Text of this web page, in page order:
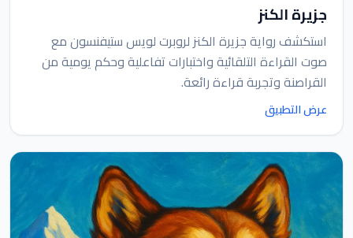
جزيرة الكنز
استكشف رواية جزيرة الكنز لروبرت لويس ستيفنسون مع
صوت القراءة التلقائية واختبارات تفاعلية وحكم يومية من
القراصنة وتجربة قراءة رائعة.
عرض التطبيق